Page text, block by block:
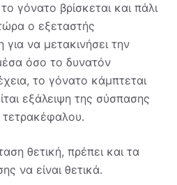
γόνατο βρίσκεται και πάλι
ο εξεταστής
για να μετακινήσει την
όσο το δυνατόν
το γόνατο κάμπτεται
εξάλειψη της σύσπασης
θετική, πρέπει και τα
να είναι θετικά.